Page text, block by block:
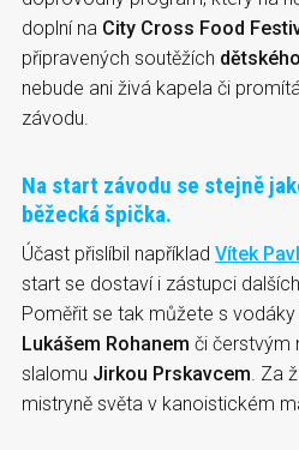
doplní na City Cross Food
připravených soutěžích
nebude ani živá kapela či
závodu.
Na start závodu se stejně
běžecká špička.
Účast přislíbil například Vítek
start se dostaví i zástupci
Poměřit se tak můžete s vodáky
Lukášem Rohanem či čerstvým
slalomu Jirkou Prskavcem . Za
mistryně světa v kanoistickém